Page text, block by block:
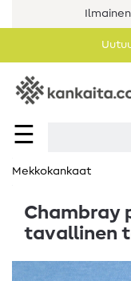
☰
Mekkokankaat
Chambray
tavallinen